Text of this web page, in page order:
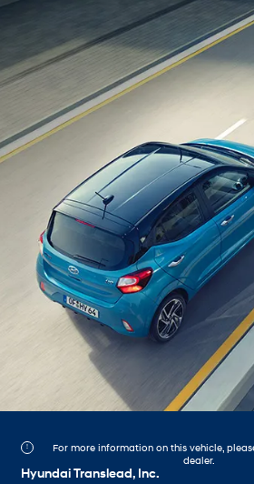
For more information on this vehicle,
dealer.
Hyundai Translead, Inc.